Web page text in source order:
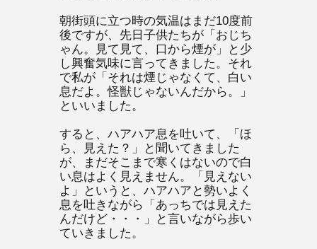
朝街頭に立つ時の気温はまだ10度前
後ですが、先日子供たちが「おじち
ゃん。見て見て、口から煙が」と少
し興奮気味に言ってきました。それ
で私が「それは煙じゃなくて、白い
息だよ。怪獣じゃないんだから。」
といいました。
すると、ハアハア息を吐いて、「ほ
ら、見えた？」と聞いてきました
が、まだそこまで寒くはないので白
い息はよく見えません。「見えない
よ」というと、ハアハアと勢いよく
息を吐きながら「あっちでは見えた
んだけど・・・」と言いながら歩い
ていきました。